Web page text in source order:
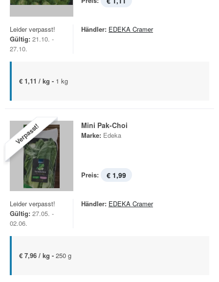
Leider verpasst!
Gültig: 21.10. -
27.10.
Händler: EDEKA Cramer
€ 1,11 / kg - 1 kg
Verpasst! Mini Pak-Choi
Marke: Edeka
Preis: € 1,99
Leider verpasst!
Gültig: 27.05. -
02.06.
Händler: EDEKA Cramer
€ 7,96 / kg - 250 g